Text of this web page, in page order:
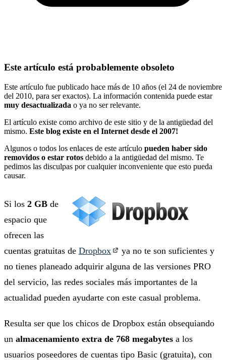
Este artículo está probablemente obsoleto
Este artículo fue publicado hace más de 10 años (el 24 de noviembre
del 2010, para ser exactos). La información contenida puede estar
muy desactualizada o ya no ser relevante.
El artículo existe como archivo de este sitio y de la antigüedad del
mismo. Este blog existe en el Internet desde el 2007!
Algunos o todos los enlaces de este artículo pueden haber sido
removidos o estar rotos debido a la antigüedad del mismo. Te
pedimos las disculpas por cualquier inconveniente que esto pueda
causar.
Si los 2 GB de
espacio que
ofrecen las
cuentas gratuitas de Dropbox
ya no te son suficientes y
no tienes planeado adquirir alguna de las versiones PRO
del servicio, las redes sociales más importantes de la
actualidad pueden ayudarte con este casual problema.
Resulta ser que los chicos de Dropbox están obsequiando
un almacenamiento extra de 768 megabytes a los
usuarios poseedores de cuentas tipo Basic (gratuita), con